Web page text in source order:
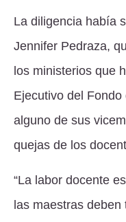
La diligencia había
Jennifer Pedraza,
los ministerios que
Ejecutivo del
alguno de sus
quejas de los
“La labor docente
las maestras